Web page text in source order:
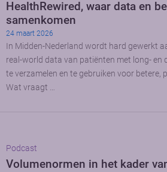
HealthRewired, waar data en
samenkomen
24 maart 2026
In Midden-Nederland wordt hard gewerkt
real-world data van patiënten met long- en
te verzamelen en te gebruiken voor betere,
Wat vraagt …
Podcast
Volumenormen in het kader